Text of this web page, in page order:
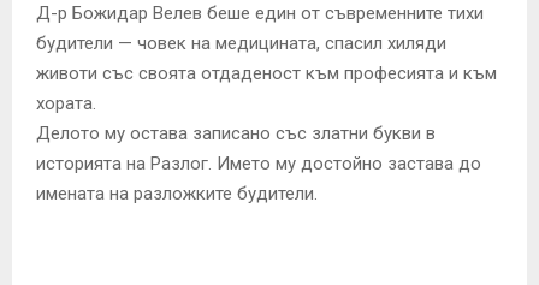
Д-р Божидар Велев беше един от съвременните тихи
будители — човек на медицината, спасил хиляди
животи със своята отдаденост към професията и към
хората.
Делото му остава записано със златни букви в
историята на Разлог. Името му достойно застава до
имената на разложките будители.